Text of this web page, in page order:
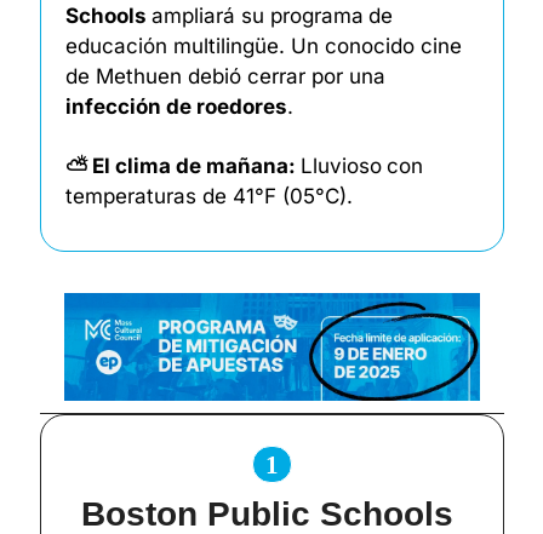
Schools ampliará su programa de
educación multilingüe. Un conocido cine
infección de roedores.
⛅ El clima de mañana: Lluvioso con
temperaturas de 41°F (05°C).
1
Boston Public Schools